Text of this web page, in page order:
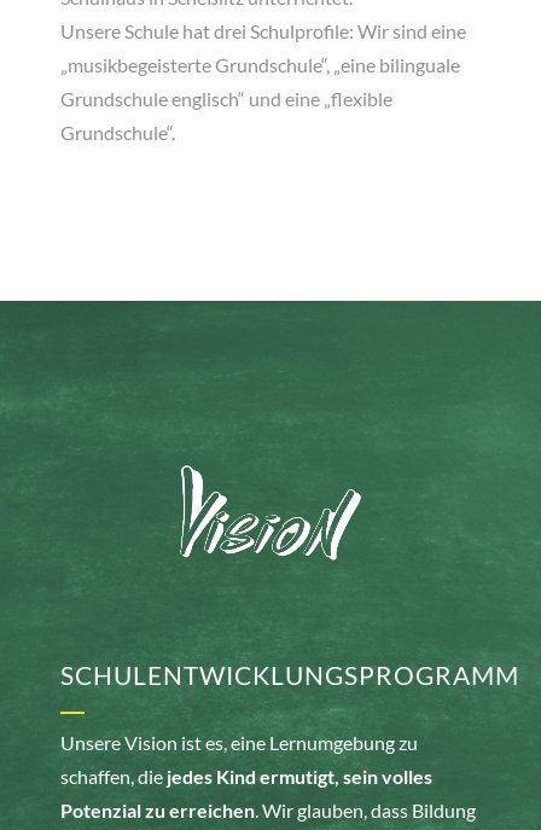
Unsere Schule hat drei Schulprofile: Wir sind eine
„musikbegeisterte Grundschule“, „eine bilinguale
Grundschule englisch“ und eine „flexible
Grundschule“.
SCHULENTWICKLUNGSPROGRAMM
Unsere Vision ist es, eine Lernumgebung zu
schaffen, die jedes Kind ermutigt, sein volles
Potenzial zu erreichen. Wir glauben, dass Bildung